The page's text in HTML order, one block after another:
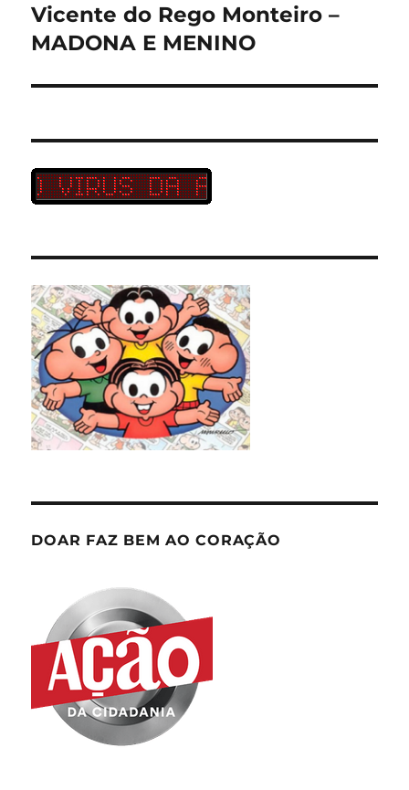
Próximo
post:
Vicente do Rego Monteiro –
MADONA E MENINO
DOAR FAZ BEM AO CORAÇÃO